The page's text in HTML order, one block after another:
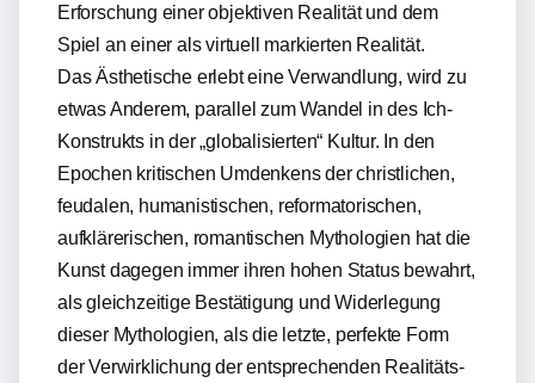
Erforschung einer objektiven Realität und dem
Spiel an einer als virtuell markierten Realität.
Das Ästhetische erlebt eine Verwandlung, wird zu
etwas Anderem, parallel zum Wandel in des Ich-
Konstrukts in der „globalisierten“ Kultur. In den
Epochen kritischen Umdenkens der christlichen,
feudalen, humanistischen, reformatorischen,
aufklärerischen, romantischen Mythologien hat die
Kunst dagegen immer ihren hohen Status bewahrt,
als gleichzeitige Bestätigung und Widerlegung
dieser Mythologien, als die letzte, perfekte Form
der Verwirklichung der entsprechenden Realitäts-